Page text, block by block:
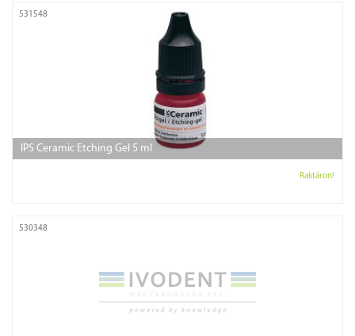
531548
IPS Ceramic Etching Gel 5 ml
Raktáron!
530348